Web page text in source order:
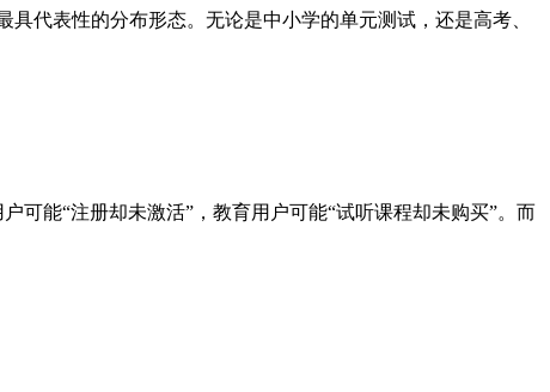
代表性的分布形态。无论是中小学的单元测试，还是高考、
可能“注册却未激活”，教育用户可能“试听课程却未购买”。而